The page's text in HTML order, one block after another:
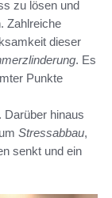
zu lösen und
Zahlreiche
dieser
. Es
Punkte
hinaus
Stressabbau,
senkt und ein